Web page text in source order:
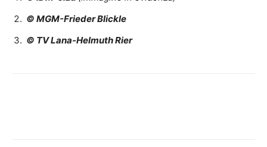
© MGM-Frieder Blickle
© TV Lana-Helmuth Rier